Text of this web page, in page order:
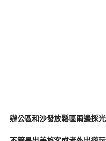
辦公區和沙發放鬆區兩邊採